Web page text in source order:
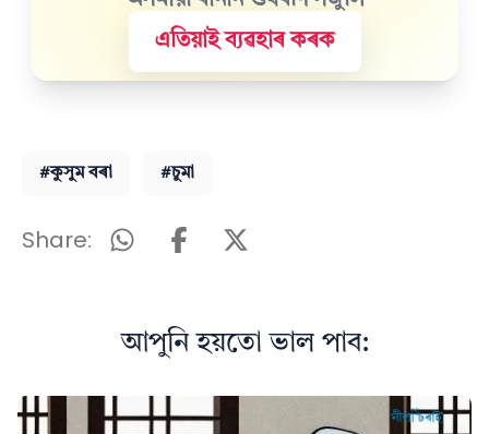
এতিয়াই ব্যৱহাৰ কৰক
#কুসুম বৰা #চুমা
Share:
আপুনি হয়তো ভাল পাব: